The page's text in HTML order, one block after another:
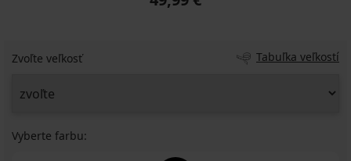
Zvoľte veľkosť Tabuľka veľkostí
Vyberte farbu: